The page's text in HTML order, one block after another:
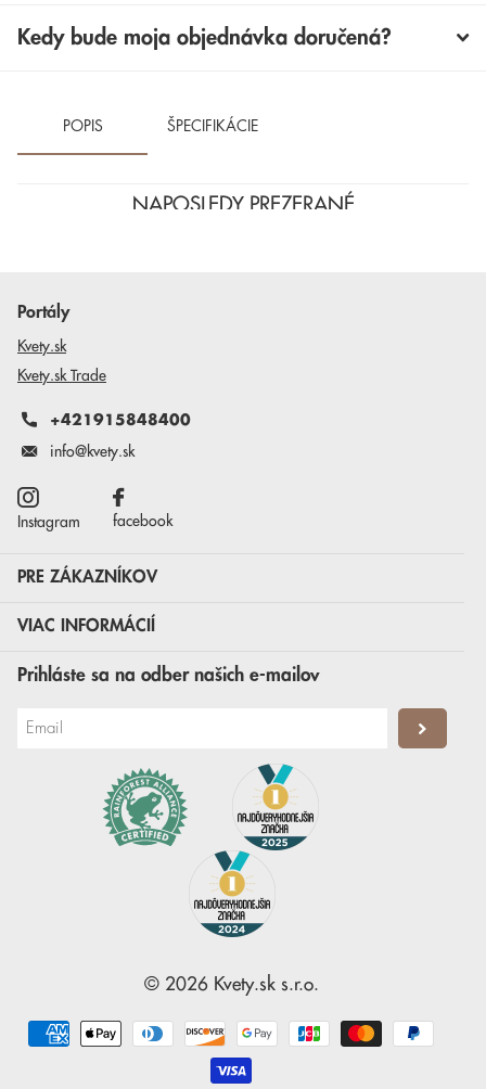
Kedy bude moja objednávka doručená?
POPIS ŠPECIFIKÁCIE
NAPOSLEDY PREZERANÉ
Portály
Kvety.sk
Kvety.sk Trade
+421915848400
info@kvety.sk
Instagram facebook
PRE ZÁKAZNÍKOV
VIAC INFORMÁCIÍ
Prihláste sa na odber našich e-mailov
© 2026 Kvety.sks.r.o.